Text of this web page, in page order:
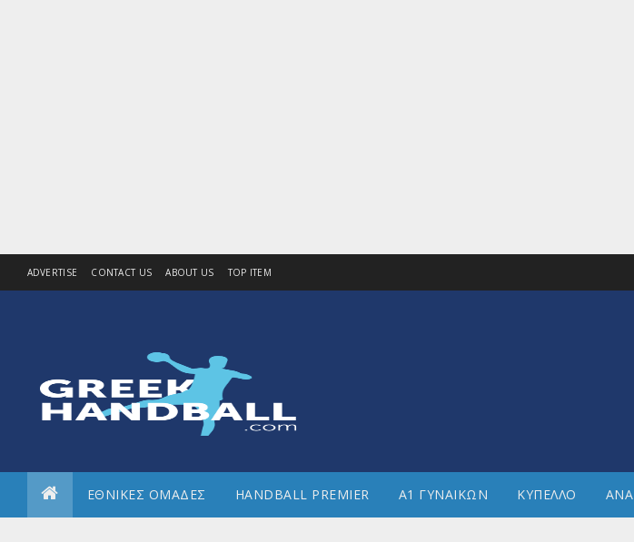
ADVERTISE CONTACT US ABOUT US TOP ITEM
ΕΘΝΙΚΕΣ ΟΜΑΔΕΣ HANDBALL PREMIER Α1 ΓΥΝΑΙΚΩΝ ΚΥΠΕΛΛΟ